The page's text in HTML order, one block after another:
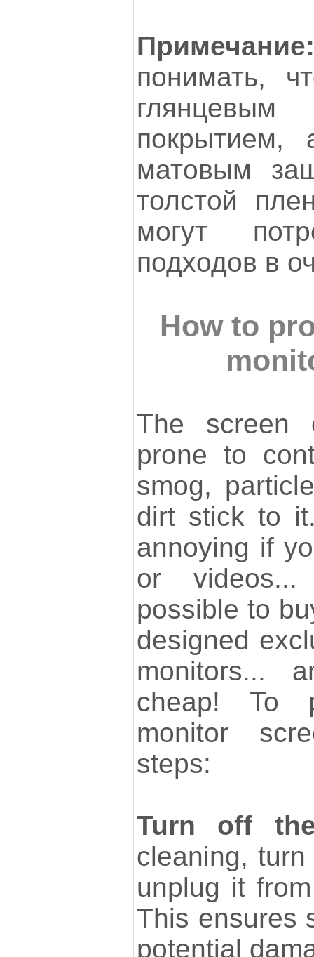
Примечание:
понимать,
матовым
толстой
могут
подходов в
How to
The screen
prone to
smog,
dirt stick to
annoying if
or
possible to
designed
monitors...
cheap! To
monitor
steps:
Turn off
cleaning,
unplug it
This ensures
potential